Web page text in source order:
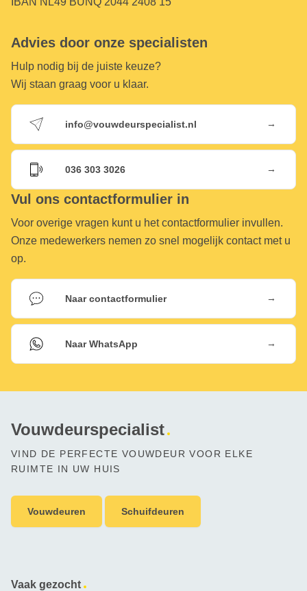
Advies door onze specialisten
Hulp nodig bij de juiste keuze?
Wij staan graag voor u klaar.
info@vouwdeurspecialist.nl →
036 303 3026 →
Vul ons contactformulier in
Voor overige vragen kunt u het contactformulier invullen.
Onze medewerkers nemen zo snel mogelijk contact met u
op.
Naar contactformulier →
Naar WhatsApp →
Vouwdeurspecialist
VIND DE PERFECTE VOUWDEUR VOOR ELKE
RUIMTE IN UW HUIS
Vouwdeuren Schuifdeuren
Vaak gezocht